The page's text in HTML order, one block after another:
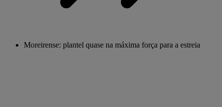
Moreirense: plantel quase na máxima força para a estreia